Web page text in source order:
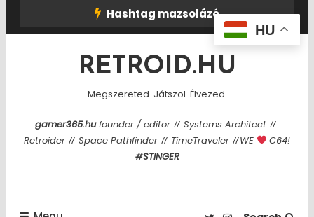
Hashtag mazsolázó
RETROID.HU
Megszereted. Játszol. Élvezed.
gamer365.hufounder / editor # Systems Architect #
Retroider # Space Pathfinder # TimeTraveler #WE
C64!
#STINGER
HU